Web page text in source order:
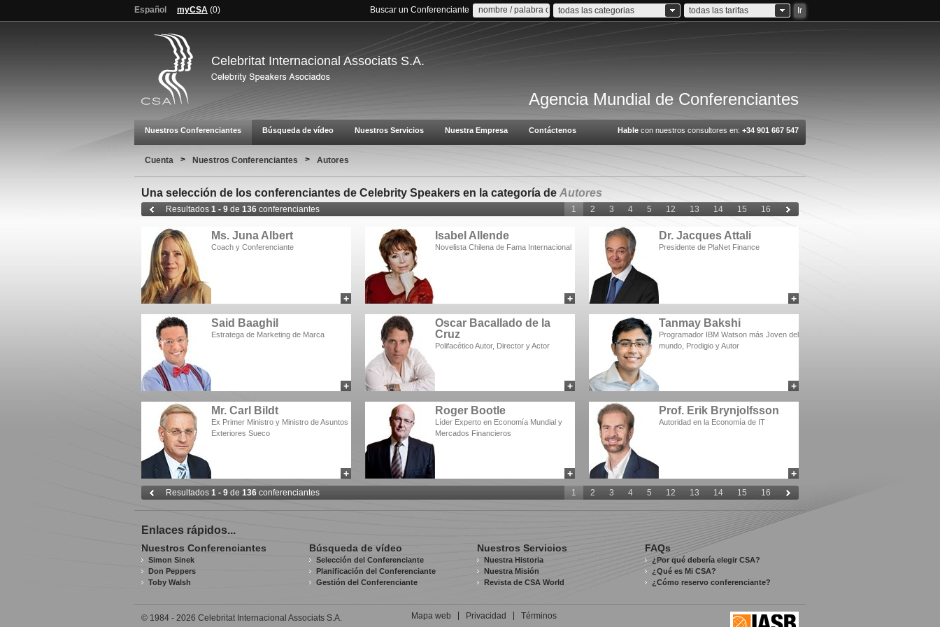
Español myCSA (0) Buscar un Conferenciante todas las categorias todas las tarifas Ir
Celebritat Internacional Associats S.A.
Agencia Mundial de Conferenciantes
Nuestros Conferenciantes Búsqueda de vídeo Nuestros Servicios Nuestra Empresa Contáctenos Hable con nuestros consultores en: +34 901 667 547
Cuenta > Nuestros Conferenciantes > Autores
Una selección de los conferenciantes de Celebrity Speakers en la categoría de Autores
Resultados 1 - 9 de 136 conferenciantes 1 2 3 4 5 12 13 14 15 16
Ms. Juna Albert
Coach y Conferenciante
+ add to myCSA
Isabel Allende
Novelista Chilena de Fama Internacional
+ add to myCSA
Dr. Jacques Attali
Presidente de PlaNet Finance
+
Said Baaghil
Estratega de Marketing de Marca
+ add to myCSA
Oscar Bacallado de la
Cruz
Polifacético Autor, Director y Actor
+ add to myCSA
Tanmay Bakshi
Programador IBM Watson más Joven del
mundo, Prodigio y Autor
+
Mr. Carl Bildt
Ex Primer Ministro y Ministro de Asuntos
Exteriores Sueco
+ add to myCSA
Roger Bootle
Líder Experto en Economía Mundial y
Mercados Financieros
+ add to myCSA
Prof. Erik Brynjolfsson
Autoridad en la Economía de IT
+
Resultados 1 - 9 de 136 conferenciantes 1 2 3 4 5 12 13 14 15 16
Enlaces rápidos...
Nuestros Conferenciantes
Simon Sinek
Don Peppers
Toby Walsh
Búsqueda de vídeo
Selección del Conferenciante
Planificación del Conferenciante
Gestión del Conferenciante
Nuestros Servicios
Nuestra Historia
Nuestra Misión
Revista de CSA World
FAQs
¿Por qué debería elegir CSA?
¿Qué es Mi CSA?
¿Cómo reservo conferenciante?
© 1984 - 2026 Celebritat Internacional Associats S.A. Mapa web Privacidad Términos